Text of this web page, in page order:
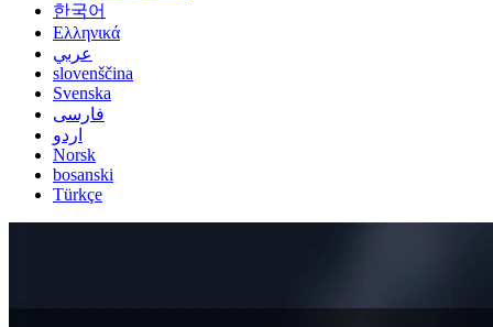
한국어
Ελληνικά
عربي
slovenščina
Svenska
فارسی
اردو
Norsk
bosanski
Türkçe